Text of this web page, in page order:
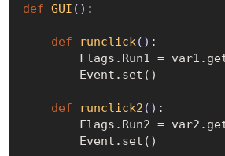
def GUI () :
def runclick () :
def runclick2 () :